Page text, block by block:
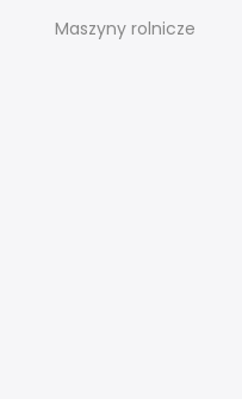
Maszyny rolnicze